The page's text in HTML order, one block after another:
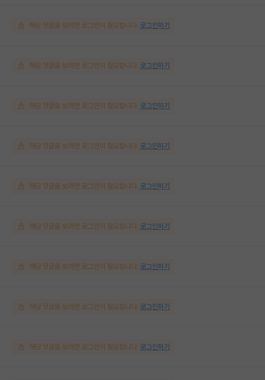
해당 댓글을 보려면 로그인이 필요합니다. 로그인하기
해당 댓글을 보려면 로그인이 필요합니다. 로그인하기
해당 댓글을 보려면 로그인이 필요합니다. 로그인하기
해당 댓글을 보려면 로그인이 필요합니다. 로그인하기
해당 댓글을 보려면 로그인이 필요합니다. 로그인하기
해당 댓글을 보려면 로그인이 필요합니다. 로그인하기
해당 댓글을 보려면 로그인이 필요합니다. 로그인하기
해당 댓글을 보려면 로그인이 필요합니다. 로그인하기
해당 댓글을 보려면 로그인이 필요합니다. 로그인하기